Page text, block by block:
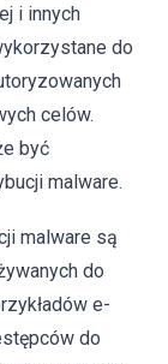
i innych
do
celów.
być
malware.
malware są
do
e-
do